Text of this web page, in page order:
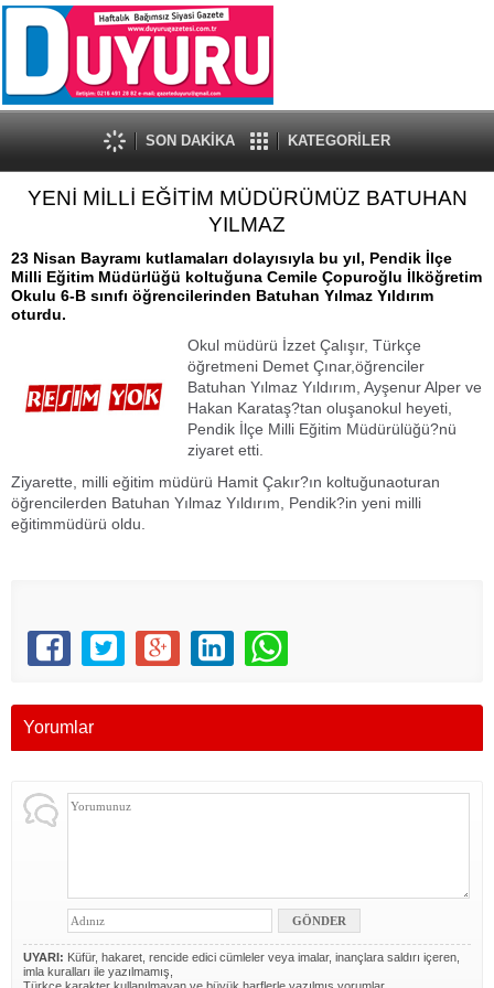
SON DAKİKA KATEGORİLER
YENİ MİLLİ EĞİTİM MÜDÜRÜMÜZ BATUHAN
YILMAZ
23 Nisan Bayramı kutlamaları dolayısıyla bu yıl, Pendik İlçe
Milli Eğitim Müdürlüğü koltuğuna Cemile Çopuroğlu İlköğretim
Okulu 6-B sınıfı öğrencilerinden Batuhan Yılmaz Yıldırım
oturdu.
Okul müdürü İzzet Çalışır, Türkçe
öğretmeni Demet Çınar,öğrenciler
Batuhan Yılmaz Yıldırım, Ayşenur Alper ve
Hakan Karataş?tan oluşanokul heyeti,
Pendik İlçe Milli Eğitim Müdürülüğü?nü
ziyaret etti.
Ziyarette, milli eğitim müdürü Hamit Çakır?ın koltuğunaoturan
öğrencilerden Batuhan Yılmaz Yıldırım, Pendik?in yeni milli
eğitimmüdürü oldu.
Yorumlar
UYARI: Küfür, hakaret, rencide edici cümleler veya imalar, inançlara saldırı içeren,
imla kuralları ile yazılmamış,